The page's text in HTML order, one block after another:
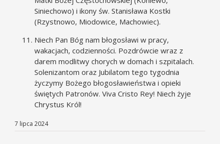
Siniechowo) i ikony św. Stanisława Kostki
(Rzystnowo, Miodowice, Machowiec).
Niech Pan Bóg nam błogosławi w pracy,
wakacjach, codzienności. Pozdrówcie wraz z
darem modlitwy chorych w domach i szpitalach.
Solenizantom oraz Jubilatom tego tygodnia
życzymy Bożego błogosławieństwa i opieki
świętych Patronów. Viva Cristo Rey! Niech żyje
Chrystus Król!
7 lipca 2024